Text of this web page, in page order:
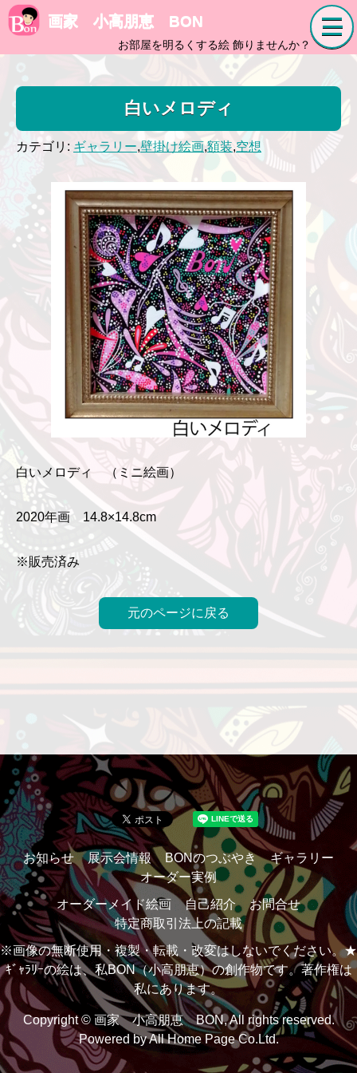
画家 小高朋恵 BON
お部屋を明るくする絵 飾りませんか？
白いメロディ
カテゴリ: ギャラリー,壁掛け絵画,額装,空想
白いメロディ （ミニ絵画）
2020年画 14.8×14.8cm
※販売済み
元のページに戻る
お知らせ 展示会情報 BONのつぶやき
ギャラリー
オーダー実例
オーダーメイド絵画
自己紹介
お問合せ
特定商取引法上の記載
※画像の無断使用・複製・転載・改変はしないでください。★
ｷﾞｬﾗﾘｰの絵は、私BON（小高朋恵）の創作物です。著作権は
私にあります。
Copyright © 画家 小高朋恵 BON, All rights reserved.
Powered byAll Home Page Co.Ltd.